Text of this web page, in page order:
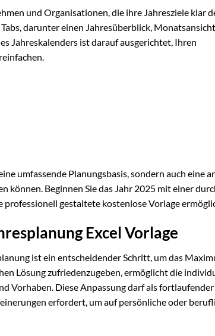
und Organisationen, die ihre Jahresziele klar
darunter einen Jahresüberblick,
Jahreskalenders ist darauf ausgerichtet, Ihren
umfassende Planungsbasis, sondern auch eine
können. Beginnen Sie das Jahr 2025 mit einer
gestaltete kostenlose Vorlage
Excel Vorlage
ist ein entscheidender Schritt, um das
Lösung zufriedenzugeben, ermöglicht die
Vorhaben. Diese Anpassung darf als
erfordert, um auf persönliche oder